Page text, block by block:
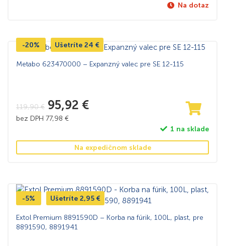
Na dotaz
-20% Ušetríte 24 €
Metabo 623470000 – Expanzný valec pre SE 12-115
119,90€ 95,92 €
bez DPH 77,98 €
1 na sklade
Na expedičnom sklade
-5% Ušetríte 2,95 €
Extol Premium 8891590D – Korba na fúrik, 100L, plast, pre
8891590, 8891941